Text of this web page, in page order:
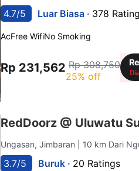
4.7/5 Luar Biasa · 378
AcFree WifiNo Smoking
Rp 231,562 Rp 308,750
25% off
RedDoorz @ Uluwatu
Ungasan, Jimbaran | 10 km Dari
3.7/5 Buruk · 20 Ratings